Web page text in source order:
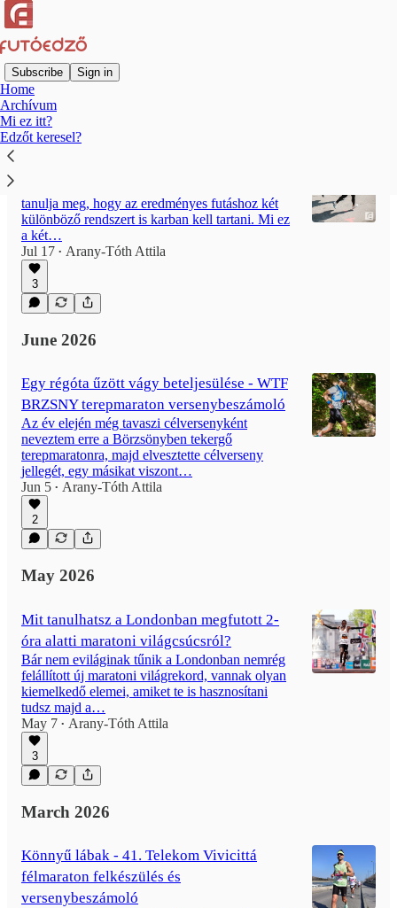
Subscribe Sign in
Home
Archívum
Mi ez itt?
Edzőt keresel?
Latest
tanulja meg, hogy az eredményes futáshoz két
különböző rendszert is karban kell tartani. Mi ez
a két…
Jul 17 • Arany-Tóth Attila
3
June 2026
Egy régóta űzött vágy beteljesülése - WTF
BRZSNY terepmaraton versenybeszámoló
Az év elején még tavaszi célversenyként
neveztem erre a Börzsönyben tekergő
terepmaratonra, majd elvesztette célverseny
jellegét, egy másikat viszont…
Jun 5 • Arany-Tóth Attila
2
May 2026
Mit tanulhatsz a Londonban megfutott 2-
óra alatti maratoni világcsúcsról?
Bár nem eviláginak tűnik a Londonban nemrég
felállított új maratoni világrekord, vannak olyan
kiemelkedő elemei, amiket te is hasznosítani
tudsz majd a…
May 7 • Arany-Tóth Attila
3
March 2026
Könnyű lábak - 41. Telekom Vivicittá
félmaraton felkészülés és
versenybeszámoló